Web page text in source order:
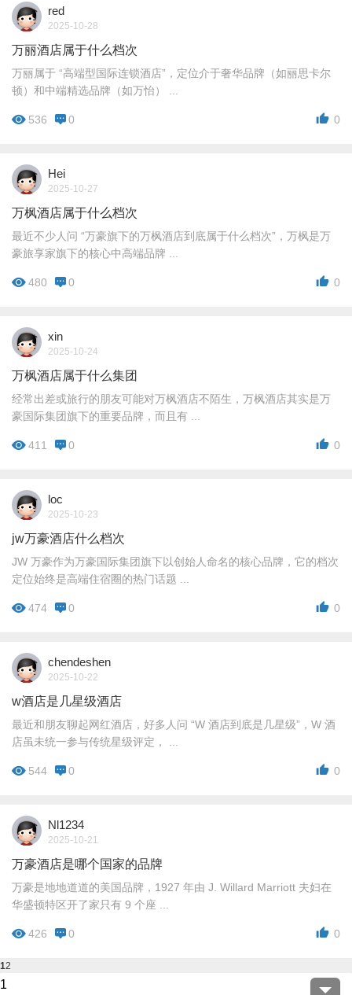
red
2025-10-28
万丽酒店属于什么档次
万丽属于 “高端型国际连锁酒店”，定位介于奢华品牌（如丽思卡尔
顿）和中端精选品牌（如万怡） ...
536 0 0
Hei
2025-10-27
万枫酒店属于什么档次
最近不少人问 “万豪旗下的万枫酒店到底属于什么档次”，万枫是万
豪旅享家旗下的核心中高端品牌 ...
480 0 0
xin
2025-10-24
万枫酒店属于什么集团
经常出差或旅行的朋友可能对万枫酒店不陌生，万枫酒店其实是万
豪国际集团旗下的重要品牌，而且有 ...
411 0 0
loc
2025-10-23
jw万豪酒店什么档次
JW 万豪作为万豪国际集团旗下以创始人命名的核心品牌，它的档次
定位始终是高端住宿圈的热门话题 ...
474 0 0
chendeshen
2025-10-22
w酒店是几星级酒店
最近和朋友聊起网红酒店，好多人问 “W 酒店到底是几星级”，W 酒
店虽未统一参与传统星级评定， ...
544 0 0
Nl1234
2025-10-21
万豪酒店是哪个国家的品牌
万豪是地地道道的美国品牌，1927 年由 J. Willard Marriott 夫妇在
华盛顿特区开了家只有 9 个座 ...
426 0 0
12